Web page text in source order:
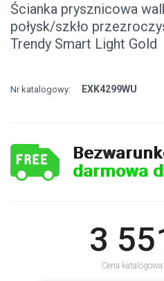
Ścianka prysznicowa
połysk/szkło
Trendy Smart Light Gold
Nr katalogowy: EXK4299WU
darmowa
3
Cena